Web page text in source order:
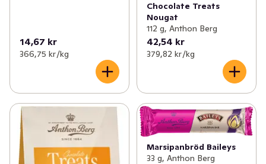
14,67 kr
366,75 kr /kg
Chocolate Treats
Nougat
112 g, Anthon Berg
42,54 kr
379,82 kr /kg
Marsipanbröd Baileys
33 g, Anthon Berg